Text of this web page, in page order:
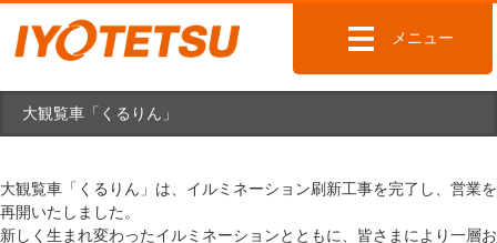
メニュー
大観覧車「くるりん」
大観覧車「くるりん」は、イルミネーション刷新工事を完了し、営業を
再開いたしました。
新しく生まれ変わったイルミネーションとともに、皆さまにより一層お